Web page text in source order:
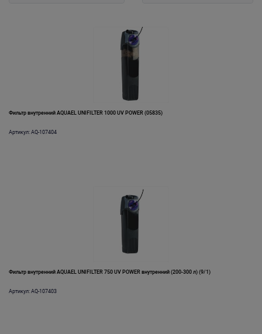
Фильтр внутренний AQUAEL UNIFILTER 1000 UV POWER (05835)
Артикул: AQ-107404
Фильтр внутренний AQUAEL UNIFILTER 750 UV POWER внутренний (200-300 л) (9/1)
Артикул: AQ-107403